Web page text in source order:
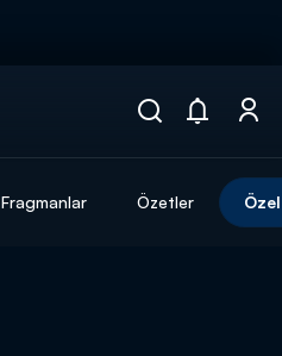
Fragmanlar Özetler